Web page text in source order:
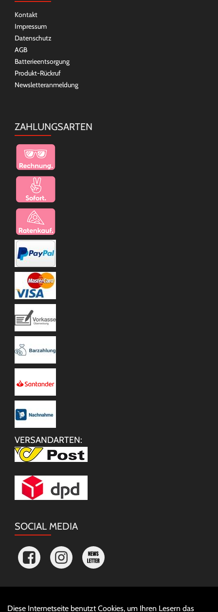
Kontakt
Impressum
Datenschutz
AGB
Batterieentsorgung
Produkt-Rückruf
Newsletteranmeldung
ZAHLUNGSARTEN
VERSANDARTEN:
SOCIAL MEDIA
Diese Internetseite benutzt Cookies, um Ihren Lesern das